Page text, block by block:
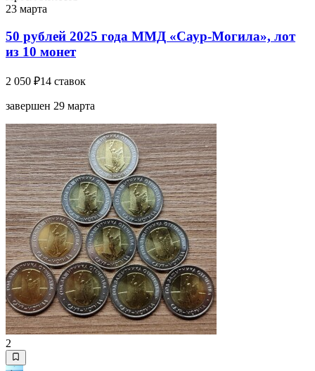
23 марта
50 рублей 2025 года ММД «Саур-Могила», лот
из 10 монет
2 050 ₽14 ставок
завершен 29 марта
2